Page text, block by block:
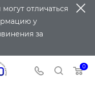
отличаться
у
за
0